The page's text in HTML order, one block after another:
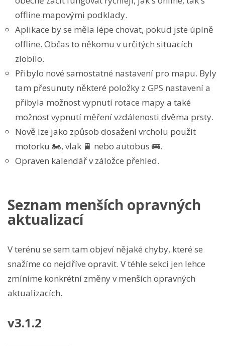
offline mapovými podklady.
Aplikace by se měla lépe chovat, pokud jste úplně
offline. Občas to někomu v určitých situacích
zlobilo.
Přibylo nové samostatné nastavení pro mapu. Byly
tam přesunuty některé položky z GPS nastavení a
přibyla možnost vypnutí rotace mapy a také
možnost vypnutí měření vzdálenosti dvěma prsty.
Nově lze jako způsob dosažení vrcholu použít
motorku 🏍️, vlak 🚆 nebo autobus 🚌.
Opraven kalendář v záložce přehled.
Seznam menších opravných
aktualizací
V terénu se sem tam objeví nějaké chyby, které se
snažíme co nejdříve opravit. V téhle sekci jen lehce
zmíníme konkrétní změny v menších opravných
aktualizacích.
v3.1.2